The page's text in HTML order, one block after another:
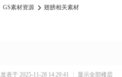
GS素材资源 翅膀相关素材
发表于 2025-11-28 14:29:41 显示全部楼层